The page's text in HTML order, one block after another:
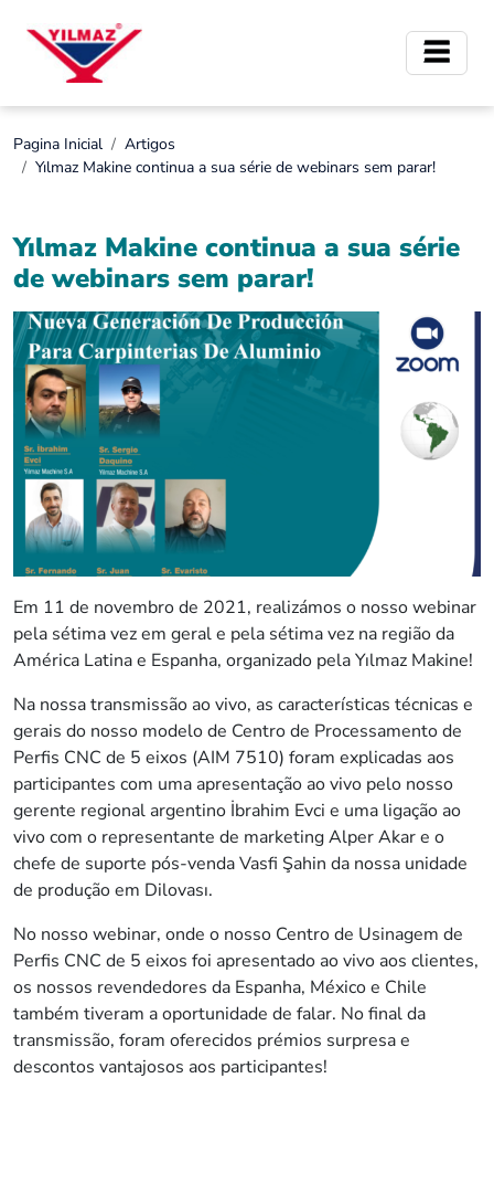
Pagina Inicial
Artigos
Yılmaz Makine continua a sua série de webinars sem parar!
Yılmaz Makine continua a sua série
de webinars sem parar!
Em 11 de novembro de 2021, realizámos o nosso webinar
pela sétima vez em geral e pela sétima vez na região da
América Latina e Espanha, organizado pela Yılmaz Makine!
Na nossa transmissão ao vivo, as características técnicas e
gerais do nosso modelo de Centro de Processamento de
Perfis CNC de 5 eixos (AIM 7510) foram explicadas aos
participantes com uma apresentação ao vivo pelo nosso
gerente regional argentino İbrahim Evci e uma ligação ao
vivo com o representante de marketing Alper Akar e o
chefe de suporte pós-venda Vasfi Şahin da nossa unidade
de produção em Dilovası.
No nosso webinar, onde o nosso Centro de Usinagem de
Perfis CNC de 5 eixos foi apresentado ao vivo aos clientes,
os nossos revendedores da Espanha, México e Chile
também tiveram a oportunidade de falar. No final da
transmissão, foram oferecidos prémios surpresa e
descontos vantajosos aos participantes!